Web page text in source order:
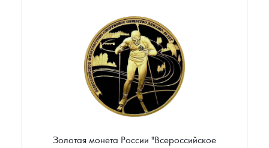
Цена выкупа
Звоните
Золотая монета России "Всероссийское